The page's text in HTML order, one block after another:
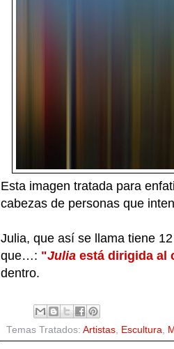
Esta imagen tratada para
cabezas de personas que
Julia, que así se llama tiene
que…: "Juliaestá dirigida al
dentro.
Temas Tratados: Artistas, Escultura